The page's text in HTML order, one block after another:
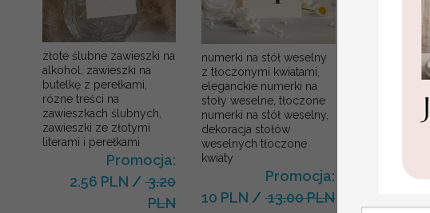
złote ślubne zawieszki na
alkohol, zawieszki na
butelkę z perełkami,
rózne treści na
zawieszkach ślubnych,
zawieszki ze złotymi
literami i perełkami
Promocja:
2.56 PLN /3.20
PLN
numerki na stół weselny
z tłoczonymi kwiatami,
eleganckie numerki na
stoły weselne, tłoczone
numerki na stół weselny,
dekoracja stołów
weselnych tłoczone
kwiaty
Promocja:
10 PLN /13.00 PLN
Statuetka
Pierwszej
Pamiątka
opakowanie
85.00 PLN